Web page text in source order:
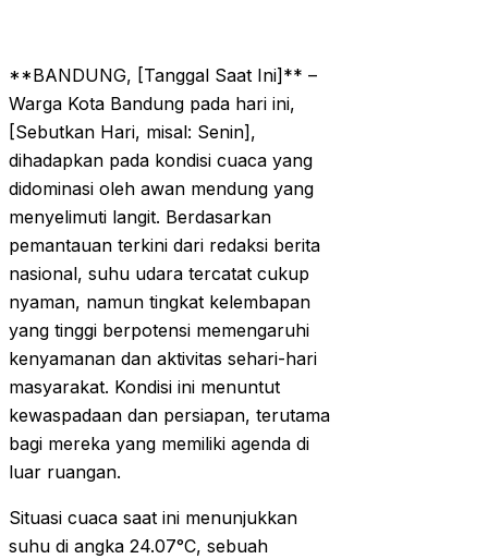
**BANDUNG, [Tanggal Saat Ini]** –
Warga Kota Bandung pada hari ini,
[Sebutkan Hari, misal: Senin],
dihadapkan pada kondisi cuaca yang
didominasi oleh awan mendung yang
menyelimuti langit. Berdasarkan
pemantauan terkini dari redaksi berita
nasional, suhu udara tercatat cukup
nyaman, namun tingkat kelembapan
yang tinggi berpotensi memengaruhi
kenyamanan dan aktivitas sehari-hari
masyarakat. Kondisi ini menuntut
kewaspadaan dan persiapan, terutama
bagi mereka yang memiliki agenda di
luar ruangan.
Situasi cuaca saat ini menunjukkan
suhu di angka 24.07°C, sebuah